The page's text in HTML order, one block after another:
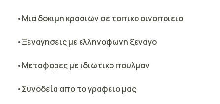
•Μια δοκιμη κρασιων σε τοπικο οινοποιειο
•Ξεναγησεις με ελληνοφωνη ξεναγο
•Μεταφορες με ιδιωτικο πουλμαν
•Συνοδεία απο το γραφειο μας